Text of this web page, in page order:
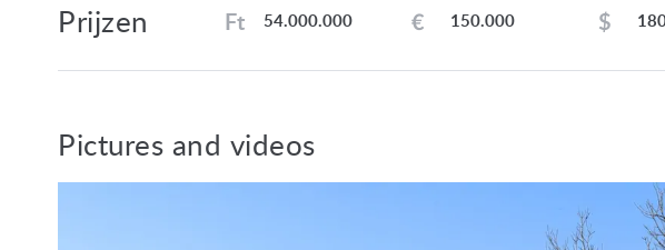
Hévíz is ook bekend van zijn tandheelkundige klinieken,
professionals zijn. Goede infrastructuur: restaurants,
stad heeft een zachte mediterraan klimaat in de
derde grootste paleis van het land, het Museum van het
aangelegde stranden, restaurants, winkels, medische
Prijzen 54.000.000
Ft 150.000
€ $
Pictures and videos